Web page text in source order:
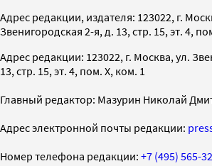
Адрес редакции, издателя: 123022, г.
Звенигородская 2-я, д. 13, стр. 15, эт. 4,
Адрес редакции: 123022, г. Москва, ул.
13, стр. 15, эт. 4, пом. X, ком. 1
Главный редактор: Мазурин Николай
Адрес электронной почты редакции:
Номер телефона редакции: +7 (495) 565-